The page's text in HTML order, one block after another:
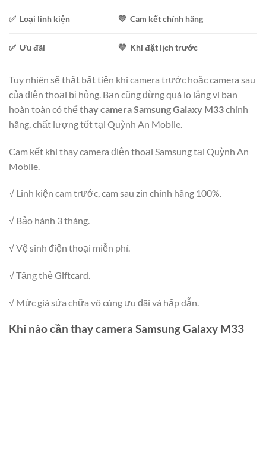
✅ Loại linh kiện 💛 Cam kết chính hãng
✅ Ưu đãi 💛 Khi đặt lịch trước
Tuy nhiên sẽ thật bất tiện khi camera trước hoặc camera sau
của điện thoại bị hỏng. Bạn cũng đừng quá lo lắng vì bạn
hoàn toàn có thể thay camera Samsung Galaxy M33chính
hãng, chất lượng tốt tại Quỳnh An Mobile.
Cam kết khi thay camera điện thoại Samsung tại Quỳnh An
Mobile.
√ Linh kiện cam trước, cam sau zin chính hãng 100%.
√ Bảo hành 3 tháng.
√ Vệ sinh điện thoại miễn phí.
√ Tặng thẻ Giftcard.
√ Mức giá sửa chữa vô cùng ưu đãi và hấp dẫn.
Khi nào cần thay camera Samsung Galaxy M33